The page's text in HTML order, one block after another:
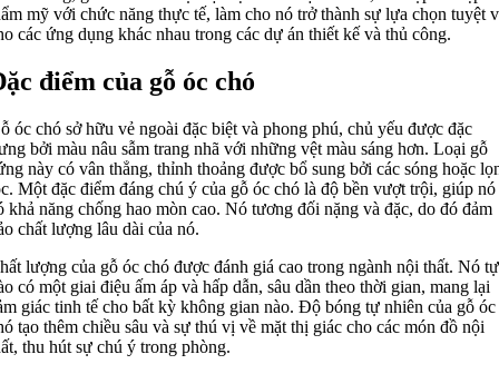
mỹ với chức năng thực tế, làm cho nó trở thành sự lựa chọn tuyệt
các ứng dụng khác nhau trong các dự án thiết kế và thủ công.
điểm của gỗ óc chó
óc chó sở hữu vẻ ngoài đặc biệt và phong phú, chủ yếu được đặc
bởi màu nâu sẫm trang nhã với những vệt màu sáng hơn. Loại gỗ
này có vân thẳng, thỉnh thoảng được bổ sung bởi các sóng hoặc
Một đặc điểm đáng chú ý của gỗ óc chó là độ bền vượt trội, giúp nó
khả năng chống hao mòn cao. Nó tương đối nặng và đặc, do đó đảm
chất lượng lâu dài của nó.
lượng của gỗ óc chó được đánh giá cao trong ngành nội thất. Nó tự
có một giai điệu ấm áp và hấp dẫn, sâu dần theo thời gian, mang lại
giác tinh tế cho bất kỳ không gian nào. Độ bóng tự nhiên của gỗ óc
tạo thêm chiều sâu và sự thú vị về mặt thị giác cho các món đồ nội
thu hút sự chú ý trong phòng.